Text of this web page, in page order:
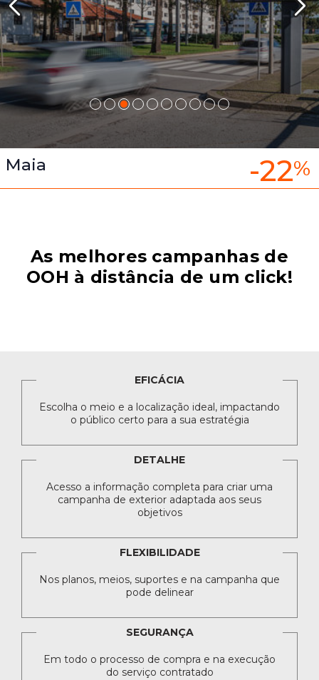
Maia -22%
As melhores campanhas de
OOH à distância de um click!
EFICÁCIA
Escolha o meio e a localização ideal, impactando
o público certo para a sua estratégia
DETALHE
Acesso a informação completa para criar uma
campanha de exterior adaptada aos seus
objetivos
FLEXIBILIDADE
Nos planos, meios, suportes e na campanha que
pode delinear
SEGURANÇA
Em todo o processo de compra e na execução
do serviço contratado